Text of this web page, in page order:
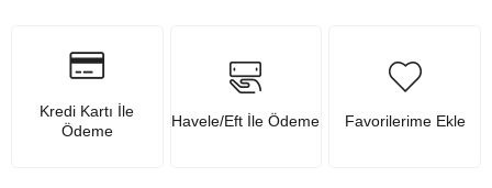
Kredi Kartı İle
Ödeme
Havele/Eft İle Ödeme Favorilerime Ekle